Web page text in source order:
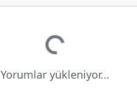
Yükleniyor...
Yorumlar yükleniyor...